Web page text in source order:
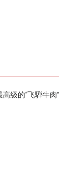
级的“飞騨牛